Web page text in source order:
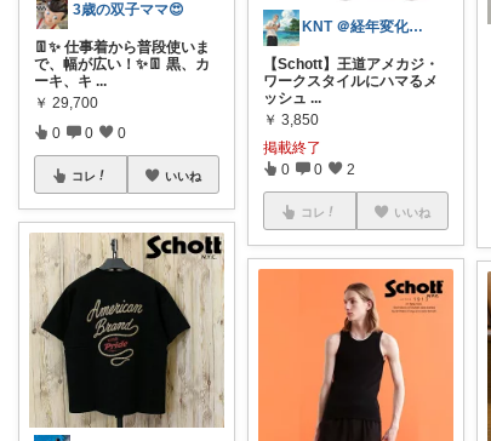
3歳の双子ママ😍
👖✨ 仕事着から普段使いま
で、幅が広い！✨👖 黒、カ
ーキ、キ ...
￥ 29,700
0 0 0
コレ いいね
KNT ＠経年変化を楽しむ部屋
​【Schott】王道アメカジ・
ワークスタイルにハマるメ
ッシュ ...
￥ 3,850
掲載終了
0 0 2
コレ いいね